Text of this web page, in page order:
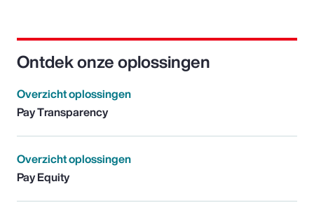
Ontdek onze oplossingen
Overzicht oplossingen
Pay Transparency
Overzicht oplossingen
Pay Equity